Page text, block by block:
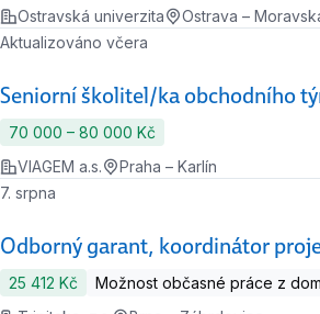
Ostravská univerzita
Ostrava –
Seniorní školitel/ka obchodního
Aktualizováno včera
70 000 ‍–‍ 80 000 Kč
VIAGEM a.s.
Praha – Karlín
Odborný garant, koordinátor
7. srpna
25 412 Kč
Možnost občasné práce z